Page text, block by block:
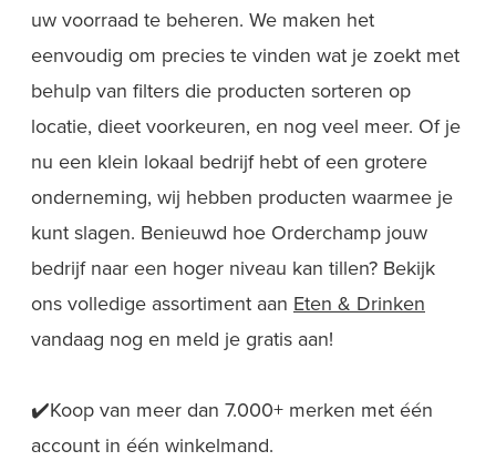
uw voorraad te beheren. We maken het
eenvoudig om precies te vinden wat je zoekt met
behulp van filters die producten sorteren op
locatie, dieet voorkeuren, en nog veel meer. Of je
nu een klein lokaal bedrijf hebt of een grotere
onderneming, wij hebben producten waarmee je
kunt slagen. Benieuwd hoe Orderchamp jouw
bedrijf naar een hoger niveau kan tillen? Bekijk
ons volledige assortiment aan Eten & Drinken
vandaag nog en meld je gratis aan!
✔️Koop van meer dan 7.000+ merken met één
account in één winkelmand.